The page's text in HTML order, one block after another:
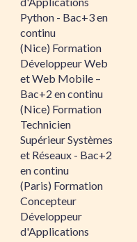
Python - Bac+3 en
continu
(Nice) Formation
Développeur Web
et Web Mobile –
Bac+2 en continu
(Nice) Formation
Technicien
Supérieur Systèmes
et Réseaux - Bac+2
en continu
(Paris) Formation
Concepteur
Développeur
d'Applications